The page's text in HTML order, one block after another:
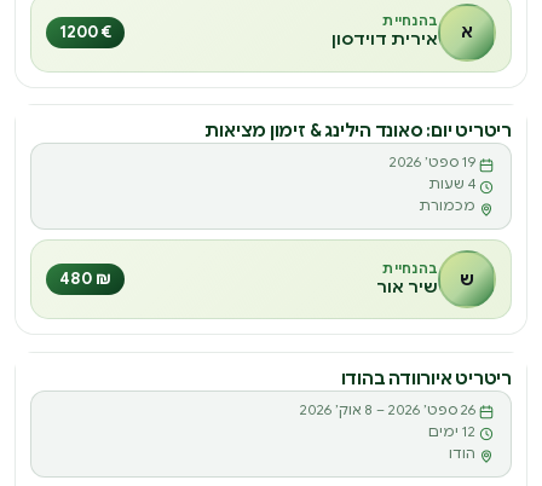
א בהנחיית
אירית דוידסון € 1200
ריטריט
ר
ריטריט יום: סאונד הילינג & זימון מציאות
19 ספט׳ 2026
4 שעות
מכמורת
ש בהנחיית
שיר אור ₪ 480
ריטריט
ר
ריטריט איורוודה בהודו
26 ספט׳ 2026 – 8 אוק׳ 2026
12 ימים
הודו